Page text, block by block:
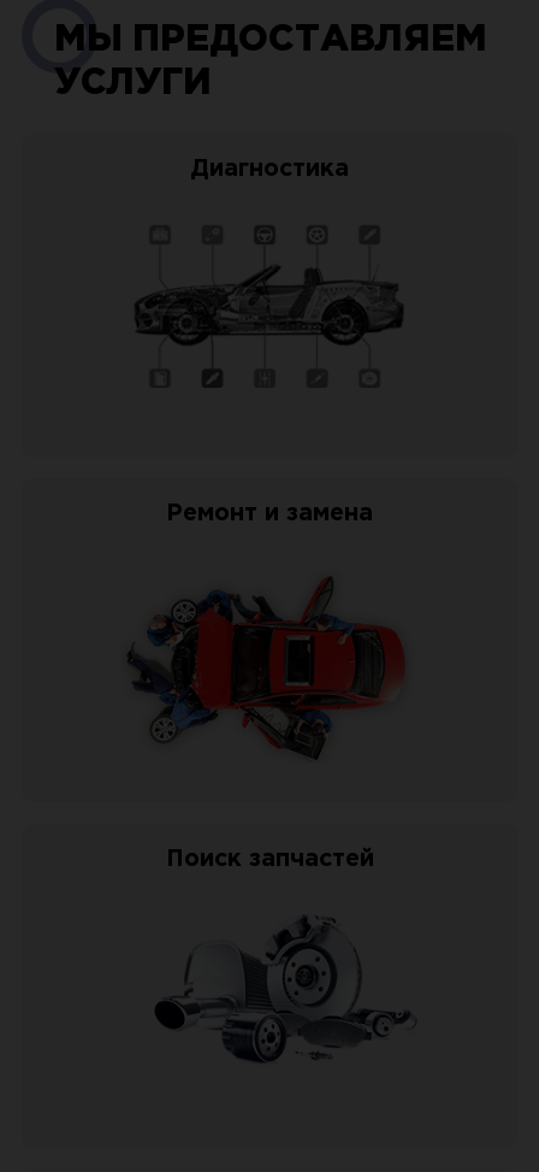
МЫ ПРЕДОСТАВЛЯЕМ
УСЛУГИ
Диагностика
Ремонт и замена
Поиск запчастей